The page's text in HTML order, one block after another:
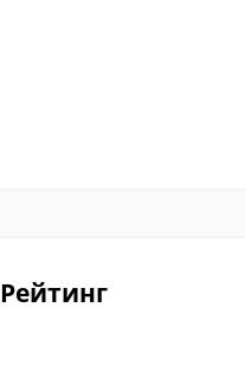
Рейтинг